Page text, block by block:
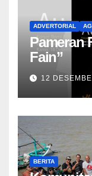
ADVERTORIAL
Pameran
Fain”
12
BERITA